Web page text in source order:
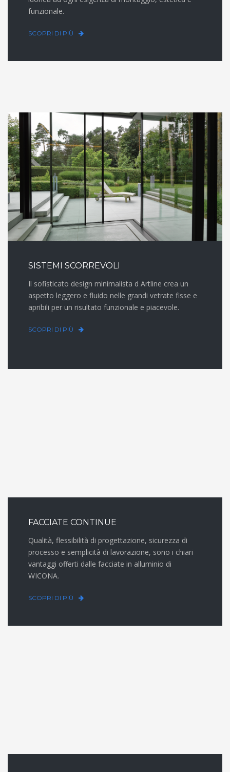
funzionale.
SCOPRI DI PIÙ
SISTEMI SCORREVOLI
Il sofisticato design minimalista d Artline crea un
aspetto leggero e fluido nelle grandi vetrate fisse e
apribili per un risultato funzionale e piacevole.
SCOPRI DI PIÙ
FACCIATE CONTINUE
Qualità, flessibilità di progettazione, sicurezza di
processo e semplicità di lavorazione, sono i chiari
vantaggi offerti dalle facciate in alluminio di
WICONA.
SCOPRI DI PIÙ